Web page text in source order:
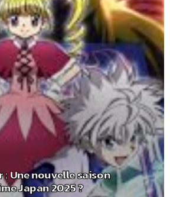
Une nouvelle saison
Japan 2025 ?